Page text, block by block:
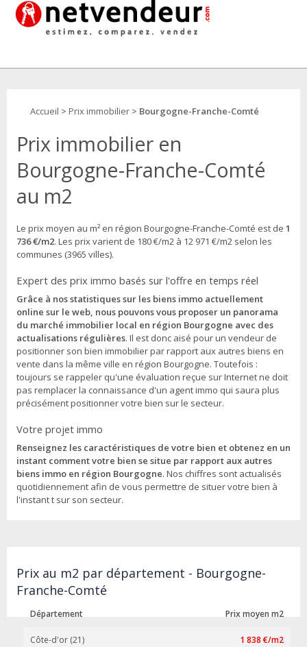
Accueil > Prix immobilier > Bourgogne-Franche-Comté
Prix immobilier en
Bourgogne-Franche-Comté
au m2
Le prix moyen au m² en région Bourgogne-Franche-Comté est de 1
736 €/m2. Les prix varient de 180 €/m2 à 12 971 €/m2 selon les
communes (3965 villes).
Expert des prix immo basés sur l'offre en temps réel
Grâce à nos statistiques sur les biens immo actuellement
online sur le web, nous pouvons vous proposer un panorama
du marché immobilier local en région Bourgogne avec des
actualisations régulières. Il est donc aisé pour un vendeur de
positionner son bien immobilier par rapport aux autres biens en
vente dans la même ville en région Bourgogne. Toutefois :
toujours se rappeler qu'une évaluation reçue sur Internet ne doit
pas remplacer la connaissance d'un agent immo qui saura plus
précisément positionner votre bien sur le secteur.
Votre projet immo
Renseignez les caractéristiques de votre bien et obtenez en un
instant comment votre bien se situe par rapport aux autres
biens immo en région Bourgogne. Nos chiffres sont actualisés
quotidiennement afin de vous permettre de situer votre bien à
l'instant t sur son secteur.
Prix au m2 par département - Bourgogne-
Franche-Comté
Département Prix moyen m2
Côte-d'or (21) 1 838 €/m2